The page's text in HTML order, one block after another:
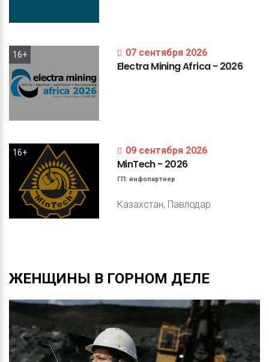
16+ 07 сентября 2026
ElectraMiningAfrica- 2026
16+ 09 сентября 2026
MinTech- 2026
ГП: инфопартнер
Казахстан, Павлодар
ЖЕНЩИНЫ В ГОРНОМ ДЕЛЕ